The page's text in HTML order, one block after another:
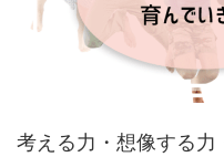
考える力・想像する力